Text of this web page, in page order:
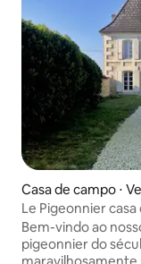
Casa de campo ⋅
Le Pigeonnier
Cognac
Bem-vindo ao
pigeonnier do